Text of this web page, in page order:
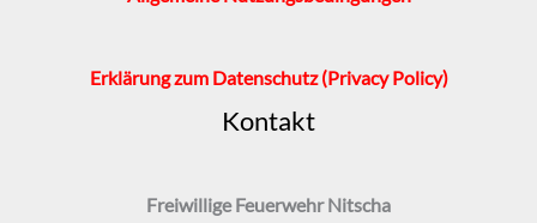
Erklärung zum Datenschutz(Privacy Policy)
Kontakt
Freiwillige Feuerwehr Nitscha